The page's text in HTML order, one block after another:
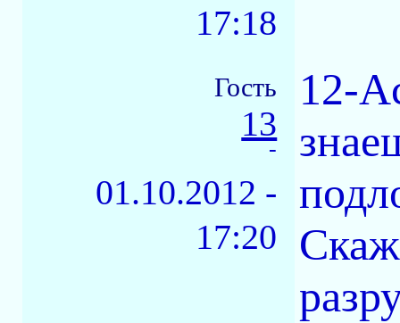
17:18
Гость
13
-
01.10.2012 -
17:20
12-